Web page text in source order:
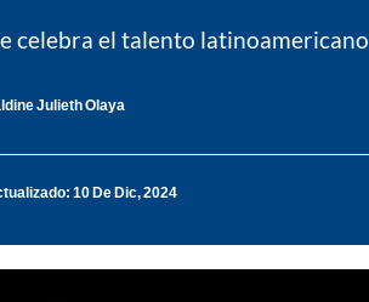
celebra el talento
Julieth Olaya
10 De Dic, 2024